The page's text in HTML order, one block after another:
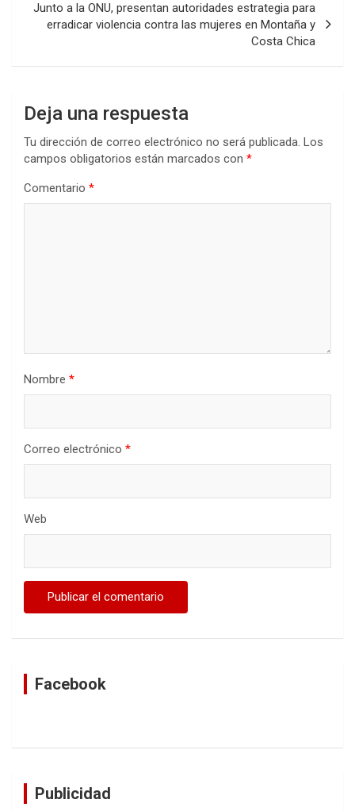
Junto a la ONU, presentan autoridades estrategia para
erradicar violencia contra las mujeres en Montaña y
Costa Chica
Deja una respuesta
Tu dirección de correo electrónico no será publicada. Los
campos obligatorios están marcados con *
Comentario *
Nombre *
Correo electrónico *
Web
Facebook
Publicidad